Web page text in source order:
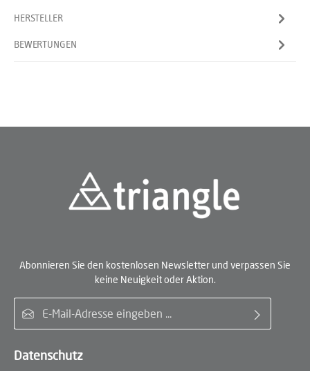
HERSTELLER
BEWERTUNGEN
Abonnieren Sie den kostenlosen Newsletter und verpassen Sie
keine Neuigkeit oder Aktion.
Datenschutz